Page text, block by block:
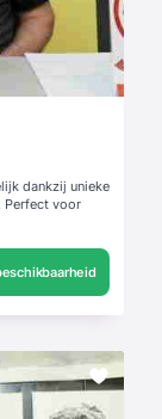
dankzij unieke
Perfect voor